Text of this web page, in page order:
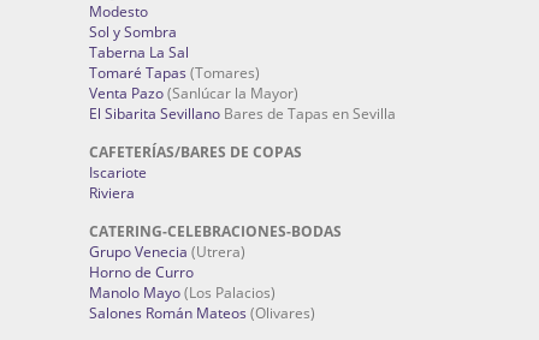
Modesto
Sol y Sombra
Taberna La Sal
Tomaré Tapas (Tomares)
Venta Pazo(Sanlúcar la Mayor)
El Sibarita Sevillano Bares de Tapas en Sevilla
CAFETERÍAS/BARES DE COPAS
Iscariote
Riviera
CATERING-CELEBRACIONES-BODAS
Grupo Venecia (Utrera)
Horno de Curro
Manolo Mayo(Los Palacios)
Salones Román Mateos (Olivares)